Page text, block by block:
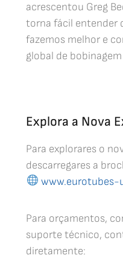
acrescentou Greg
torna fácil entender
fazemos melhor e
global de
Explora a Nova
Para explorares o
descarregares a
www.eurotubes-
Para orçamentos,
suporte técnico,
diretamente: